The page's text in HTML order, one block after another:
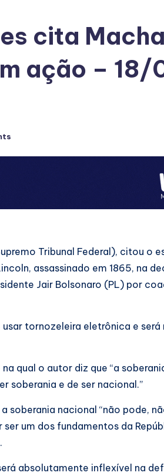
cita
ação –
Tribunal Federal), citou o
assassinado em 1865, na
Jair Bolsonaro (PL) por
tornozeleira eletrônica e
qual o autor diz que “a
soberania e de ser nacional.”
soberania nacional “não pode,
um dos fundamentos da
absolutamente inflexível na